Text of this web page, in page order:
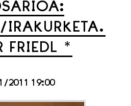
IRAKURKETA.
FRIEDL *
2011 19:00